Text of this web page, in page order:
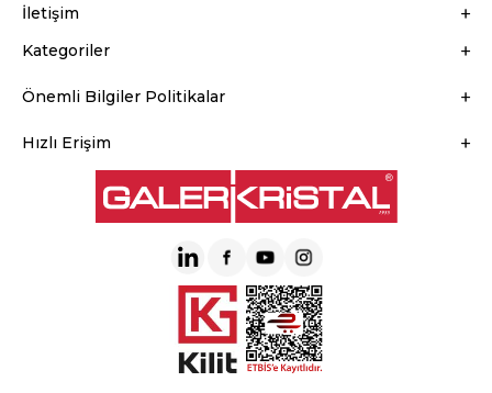
İletişim
Kategoriler
Önemli Bilgiler Politikalar
Hızlı Erişim